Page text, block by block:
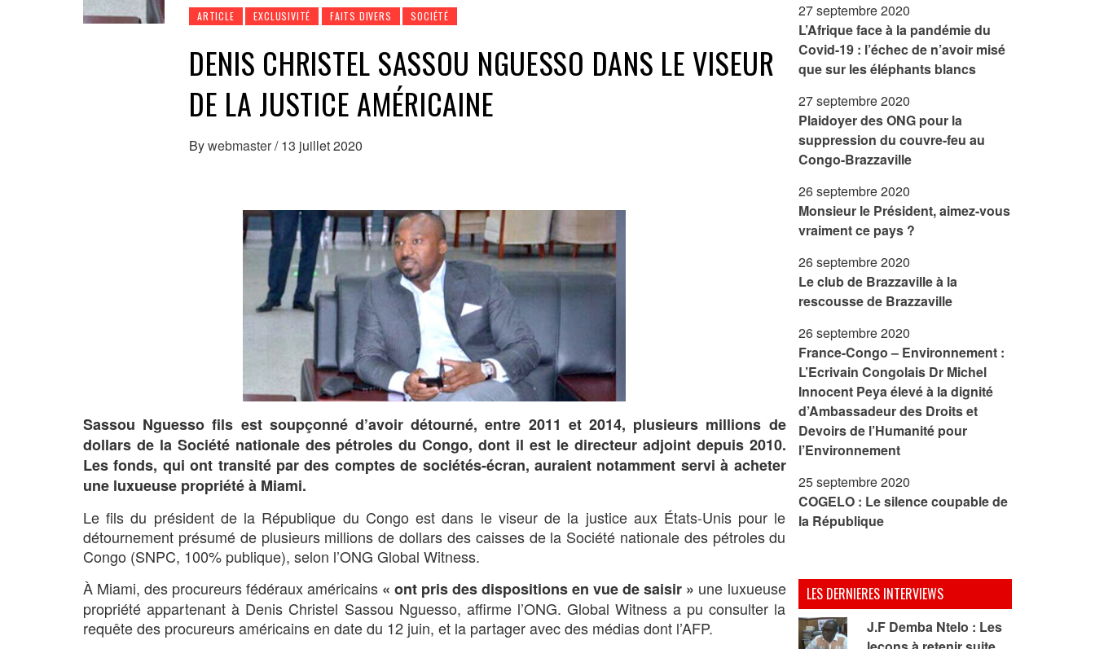
ARTICLE EXCLUSIVITÉ FAITS DIVERS SOCIÉTÉ
DENIS CHRISTEL SASSOU NGUESSO DANS LE VISEUR
DE LA JUSTICE AMÉRICAINE
Bywebmaster/ 13 juillet 2020
Sassou Nguesso fils est soupçonné d’avoir détourné, entre 2011 et 2014, plusieurs millions de
dollars de la Société nationale des pétroles du Congo, dont il est le directeur adjoint depuis 2010.
Les fonds, qui ont transité par des comptes de sociétés-écran, auraient notamment servi à acheter
une luxueuse propriété à Miami.
Le fils du président de la République du Congo est dans le viseur de la justice aux États-Unis pour le
détournement présumé de plusieurs millions de dollars des caisses de la Société nationale des pétroles du
Congo (SNPC, 100% publique), selon l’ONG Global Witness.
À Miami, des procureurs fédéraux américains « ont pris des dispositions en vue de saisir » une luxueuse
propriété appartenant à Denis Christel Sassou Nguesso, affirme l’ONG. Global Witness a pu consulter la
requête des procureurs américains en date du 12 juin, et la partager avec des médias dont l’AFP.
27 septembre 2020
L’Afrique face à la pandémie du
Covid-19 : l’échec de n’avoir misé
que sur les éléphants blancs
27 septembre 2020
Plaidoyer des ONG pour la
suppression du couvre-feu au
Congo-Brazzaville
26 septembre 2020
Monsieur le Président, aimez-vous
vraiment ce pays ?
26 septembre 2020
Le club de Brazzaville à la
rescousse de Brazzaville
26 septembre 2020
France-Congo – Environnement :
L’Ecrivain Congolais Dr Michel
Innocent Peya élevé à la dignité
d’Ambassadeur des Droits et
Devoirs de l’Humanité pour
l’Environnement
25 septembre 2020
COGELO : Le silence coupable de
la République
LES DERNIERES INTERVIEWS
J.F Demba Ntelo : Les